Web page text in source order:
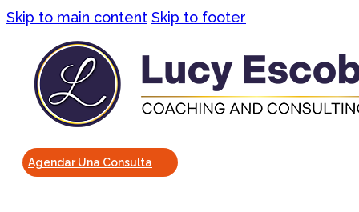
Skip to main content Skip to footer
Agendar Una Consulta